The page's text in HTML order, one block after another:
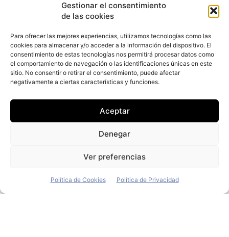
Gestionar el consentimiento
de las cookies
Para ofrecer las mejores experiencias, utilizamos tecnologías como las
cookies para almacenar y/o acceder a la información del dispositivo. El
consentimiento de estas tecnologías nos permitirá procesar datos como
el comportamiento de navegación o las identificaciones únicas en este
sitio. No consentir o retirar el consentimiento, puede afectar
negativamente a ciertas características y funciones.
Aceptar
Denegar
Ver preferencias
Política de Cookies Política de Privacidad
14 de octubre de 2021
de 2021 alcanzaron los 92.710 vehículos, un 18,4%
menos que las 113.569 unidades
Jaguar Land Rover se asocia con
Google para medir la calidad del
aire
El fabricante de vehículos Jaguar Land Rover se ha
asociado con la compañía tecnológica Google para